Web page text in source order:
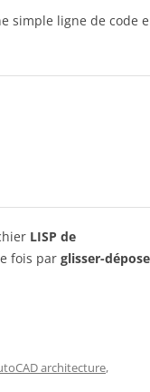
simple ligne de code
LISP de
fois par glisser-
architecture,